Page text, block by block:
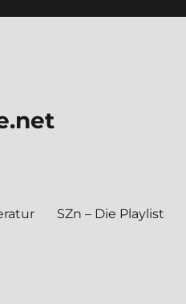
SZn – Die Play­list